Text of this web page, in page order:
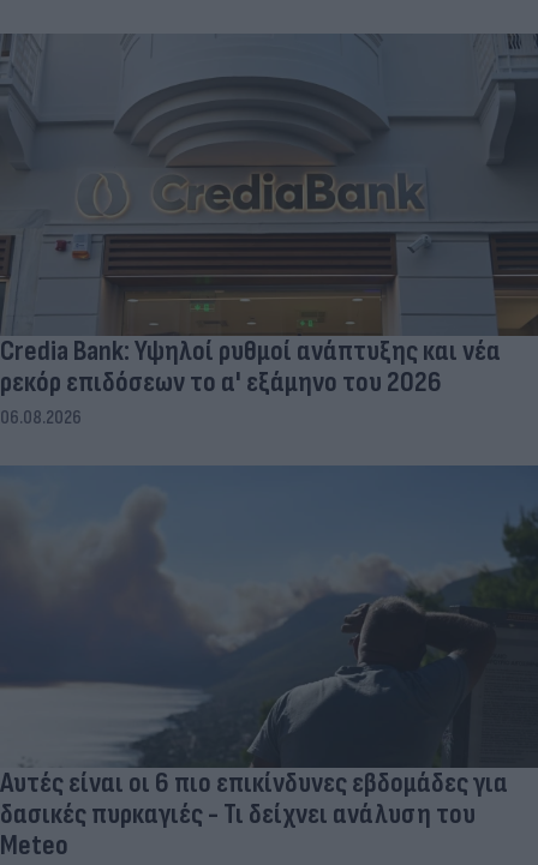
Credia Bank: Υψηλοί ρυθμοί ανάπτυξης και νέα
ρεκόρ επιδόσεων το α' εξάμηνο του 2026
06.08.2026
Αυτές είναι οι 6 πιο επικίνδυνες εβδομάδες για
δασικές πυρκαγιές - Τι δείχνει ανάλυση του
Meteo